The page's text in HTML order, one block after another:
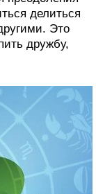
делиться
Это
дружбу,